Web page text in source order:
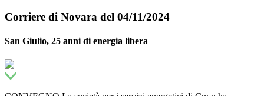
Corriere di Novara del 04/11/2024
San Giulio, 25 anni di energia libera